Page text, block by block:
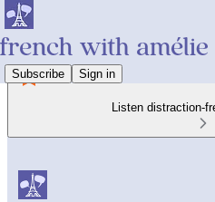
Subscribe Sign in
Listen distraction-